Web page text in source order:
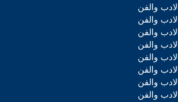
الادب والفن
الادب والفن
الادب والفن
الادب والفن
الادب والفن
الادب والفن
الادب والفن
الادب والفن